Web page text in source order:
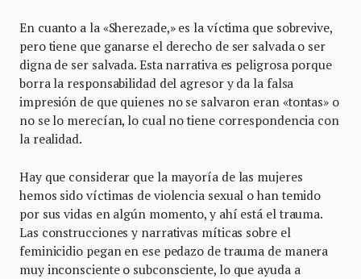
En cuanto a la «Sherezade,» es la víctima que sobrevive,
pero tiene que ganarse el derecho de ser salvada o ser
digna de ser salvada. Esta narrativa es peligrosa porque
borra la responsabilidad del agresor y da la falsa
impresión de que quienes no se salvaron eran «tontas» o
no se lo merecían, lo cual no tiene correspondencia con
la realidad.
Hay que considerar que la mayoría de las mujeres
hemos sido víctimas de violencia sexual o han temido
por sus vidas en algún momento, y ahí está el trauma.
Las construcciones y narrativas míticas sobre el
feminicidio pegan en ese pedazo de trauma de manera
muy inconsciente o subconsciente, lo que ayuda a